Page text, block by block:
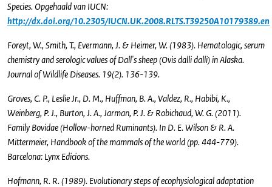
Species. Opgehaald van IUCN:
http://dx.doi.org/10.2305/IUCN.UK.2008.RLTS.T39250A10179389.en
Foreyt, W., Smith, T., Evermann, J. & Heimer, W. (1983). Hematologic, serum
chemistry and serologic values of Dall's sheep (Ovis dalli dalli) in Alaska.
Journal of Wildlife Diseases. 19(2). 136-139.
Groves, C. P., Leslie Jr., D. M., Huffman, B. A., Valdez, R., Habibi, K.,
Weinberg, P. J., Burton, J. A., Jarman, P. J. & Robichaud, W. G. (2011).
Family Bovidae (Hollow-horned Ruminants). In D. E. Wilson & R. A.
Mittermeier, Handbook of the mammals of the world (pp. 444-779).
Barcelona: Lynx Edicions.
Hofmann, R. R. (1989). Evolutionary steps of ecophysiological adaptation